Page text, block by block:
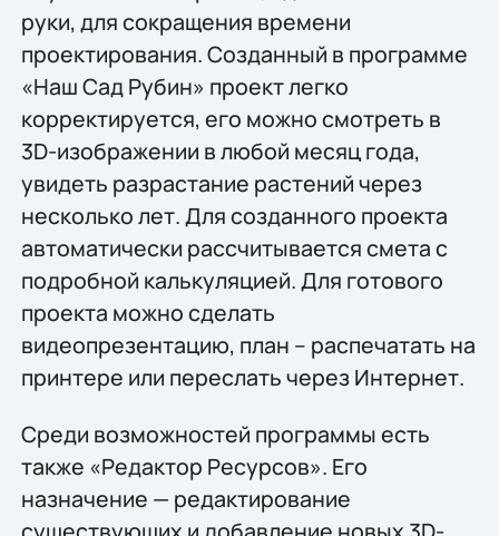
руки, для сокращения времени
проектирования. Созданный в программе
«Наш Сад Рубин» проект легко
корректируется, его можно смотреть в
3D-изображении в любой месяц года,
увидеть разрастание растений через
несколько лет. Для созданного проекта
автоматически рассчитывается смета с
подробной калькуляцией. Для готового
проекта можно сделать
видеопрезентацию, план – распечатать на
принтере или переслать через Интернет.
Среди возможностей программы есть
также «Редактор Ресурсов». Его
назначение — редактирование